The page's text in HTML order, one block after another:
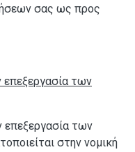
σας ως προς
επεξεργασία των
επεξεργασία των
στην νομική